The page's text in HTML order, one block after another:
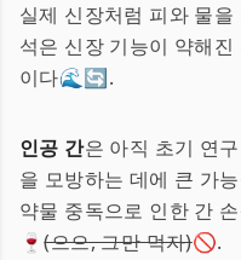
실제 신장처럼 피와 물
석은 신장 기능이 약해
이다🌊🔄.
인공 간은 아직 초기 연
을 모방하는 데에 큰 가
약물 중독으로 인한 간
🍷(으으, 그만 먹자)🚫.